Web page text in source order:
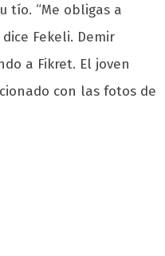
tío. “Me obligas a
Fekeli. Demir
a Fikret. El joven
con las fotos de